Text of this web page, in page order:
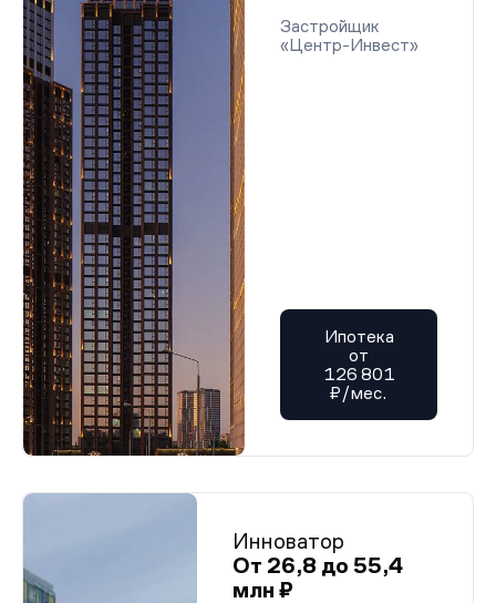
Застройщик
«Центр-Инвест»
Ипотека
от
126 801
₽/мес.
Инноватор
От 26,8 до 55,4
млн ₽